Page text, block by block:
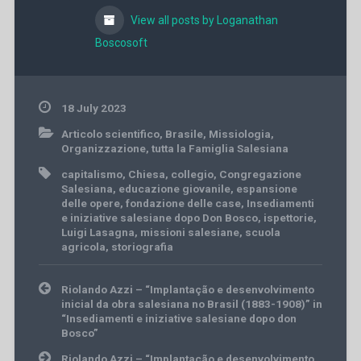
View all posts by Loganathan
Boscosoft
18 July 2023
Articolo scientifico, Brasile, Missiologia,
Organizzazione, tutta la Famiglia Salesiana
capitalismo, Chiesa, collegio, Congregazione
Salesiana, educazione giovanile, espansione
delle opere, fondazione delle case, Insediamenti
e iniziative salesiane dopo Don Bosco, ispettorie,
Luigi Lasagna, missioni salesiane, scuola
agricola, storiografia
Post
navigation
Riolando Azzi – “Implantação e desenvolvimento
inicial da obra salesiana no Brasil (1883-1908)” in
“Insediamenti e iniziative salesiane dopo don
Bosco”
Riolando Azzi – “Implantação e desenvolvimento